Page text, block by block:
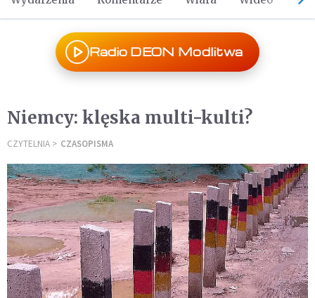
Radio DEON Modlitwa
Niemcy: klęska multi-kulti?
CZYTELNIA CZASOPISMA